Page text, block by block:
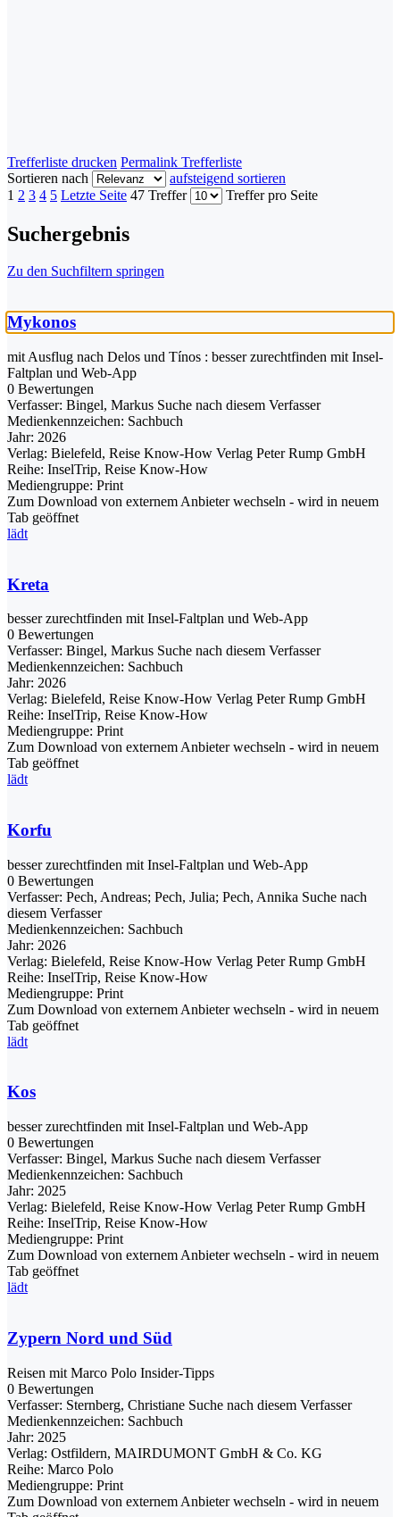
Trefferliste drucken Permalink Trefferliste
Sortieren nach
aufsteigend sortieren
1 2 3 4 5 Letzte Seite 47 Treffer Treffer pro Seite
Suchergebnis
Zu den Suchfiltern springen
Mykonos
mit Ausflug nach Delos und Tínos : besser zurechtfinden mit Insel-
Faltplan und Web-App
0 Bewertungen
Verfasser: Bingel, Markus Suche nach diesem Verfasser
Medienkennzeichen: Sachbuch
Jahr: 2026
Verlag: Bielefeld, Reise Know-How Verlag Peter Rump GmbH
Reihe: InselTrip, Reise Know-How
Mediengruppe: Print
Zum Download von externem Anbieter wechseln - wird in neuem
Tab geöffnet
lädt
Kreta
besser zurechtfinden mit Insel-Faltplan und Web-App
0 Bewertungen
Verfasser: Bingel, Markus Suche nach diesem Verfasser
Medienkennzeichen: Sachbuch
Jahr: 2026
Verlag: Bielefeld, Reise Know-How Verlag Peter Rump GmbH
Reihe: InselTrip, Reise Know-How
Mediengruppe: Print
Zum Download von externem Anbieter wechseln - wird in neuem
Tab geöffnet
lädt
Korfu
besser zurechtfinden mit Insel-Faltplan und Web-App
0 Bewertungen
Verfasser: Pech, Andreas; Pech, Julia; Pech, Annika Suche nach
diesem Verfasser
Medienkennzeichen: Sachbuch
Jahr: 2026
Verlag: Bielefeld, Reise Know-How Verlag Peter Rump GmbH
Reihe: InselTrip, Reise Know-How
Mediengruppe: Print
Zum Download von externem Anbieter wechseln - wird in neuem
Tab geöffnet
lädt
Kos
besser zurechtfinden mit Insel-Faltplan und Web-App
0 Bewertungen
Verfasser: Bingel, Markus Suche nach diesem Verfasser
Medienkennzeichen: Sachbuch
Jahr: 2025
Verlag: Bielefeld, Reise Know-How Verlag Peter Rump GmbH
Reihe: InselTrip, Reise Know-How
Mediengruppe: Print
Zum Download von externem Anbieter wechseln - wird in neuem
Tab geöffnet
lädt
Zypern Nord und Süd
Reisen mit Marco Polo Insider-Tipps
0 Bewertungen
Verfasser: Sternberg, Christiane Suche nach diesem Verfasser
Medienkennzeichen: Sachbuch
Jahr: 2025
Verlag: Ostfildern, MAIRDUMONT GmbH & Co. KG
Reihe: Marco Polo
Mediengruppe: Print
Zum Download von externem Anbieter wechseln - wird in neuem